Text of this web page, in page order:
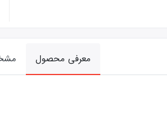
معرفی محصول